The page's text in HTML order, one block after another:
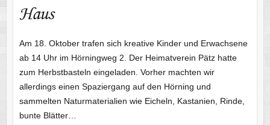
Haus
Am 18. Oktober trafen sich kreative Kinder und Erwachsene
ab 14 Uhr im Hörningweg 2. Der Heimatverein Pätz hatte
zum Herbstbasteln eingeladen. Vorher machten wir
allerdings einen Spaziergang auf den Hörning und
sammelten Naturmaterialien wie Eicheln, Kastanien, Rinde,
bunte Blätter…